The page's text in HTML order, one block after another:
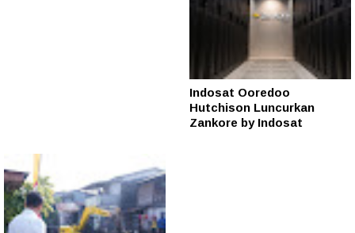
Indosat Ooredoo
Hutchison Luncurkan
Zankore by Indosat